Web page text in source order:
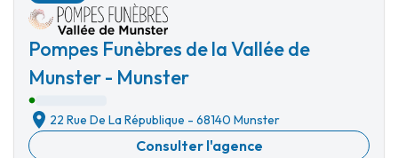
Pompes Funèbres de la Vallée de
Munster - Munster
22 Rue De La République - 68140 Munster
Consulter l'agence